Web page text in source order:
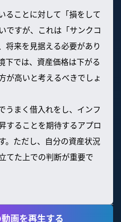
ることに対して「損をして
ですが、これは「サンクコ
将来を見据える必要があり
下では、資産価格は下がる
が高いと考えるべきでしょ
うまく借入れをし、インフ
することを期待するアプロ
。ただし、自分の資産状況
てた上での判断が重要で
画を再生する